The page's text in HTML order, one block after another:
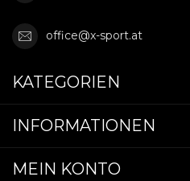
office@x-sport.at
KATEGORIEN
INFORMATIONEN
MEIN KONTO